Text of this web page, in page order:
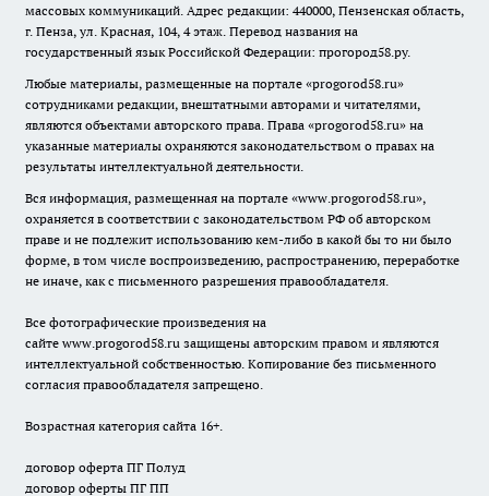
массовых коммуникаций. Адрес редакции: 440000, Пензенская область,
г. Пенза, ул. Красная, 104, 4 этаж. Перевод названия на
государственный язык Российской Федерации: прогород58.ру.
Любые материалы, размещенные на портале «progorod58.ru»
сотрудниками редакции, внештатными авторами и читателями,
являются объектами авторского права. Права «progorod58.ru» на
указанные материалы охраняются законодательством о правах на
результаты интеллектуальной деятельности.
Вся информация, размещенная на портале «www.progorod58.ru»,
охраняется в соответствии с законодательством РФ об авторском
праве и не подлежит использованию кем-либо в какой бы то ни было
форме, в том числе воспроизведению, распространению, переработке
не иначе, как с письменного разрешения правообладателя.
Все фотографические произведения на
сайте www.progorod58.ru защищены авторским правом и являются
интеллектуальной собственностью. Копирование без письменного
согласия правообладателя запрещено.
Возрастная категория сайта 16+.
договор оферта ПГ Полуд
договор оферты ПГ ПП